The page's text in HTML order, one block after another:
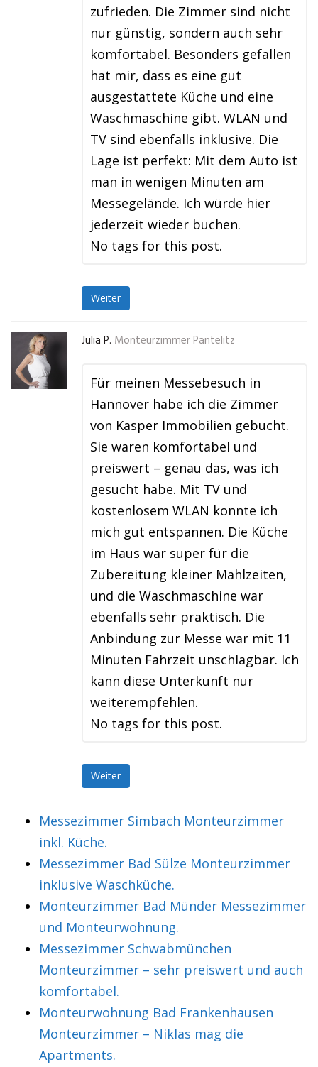
zufrieden. Die Zimmer sind nicht
nur günstig, sondern auch sehr
komfortabel. Besonders gefallen
hat mir, dass es eine gut
ausgestattete Küche und eine
Waschmaschine gibt. WLAN und
TV sind ebenfalls inklusive. Die
Lage ist perfekt: Mit dem Auto ist
man in wenigen Minuten am
Messegelände. Ich würde hier
jederzeit wieder buchen.
No tags for this post.
Weiter
Julia P. Monteurzimmer Pantelitz
Für meinen Messebesuch in
Hannover habe ich die Zimmer
von Kasper Immobilien gebucht.
Sie waren komfortabel und
preiswert – genau das, was ich
gesucht habe. Mit TV und
kostenlosem WLAN konnte ich
mich gut entspannen. Die Küche
im Haus war super für die
Zubereitung kleiner Mahlzeiten,
und die Waschmaschine war
ebenfalls sehr praktisch. Die
Anbindung zur Messe war mit 11
Minuten Fahrzeit unschlagbar. Ich
kann diese Unterkunft nur
weiterempfehlen.
No tags for this post.
Weiter
Messezimmer Simbach Monteurzimmer
inkl. Küche.
Messezimmer Bad Sülze Monteurzimmer
inklusive Waschküche.
Monteurzimmer Bad Münder Messezimmer
und Monteurwohnung.
Messezimmer Schwabmünchen
Monteurzimmer – sehr preiswert und auch
komfortabel.
Monteurwohnung Bad Frankenhausen
Monteurzimmer – Niklas mag die
Apartments.